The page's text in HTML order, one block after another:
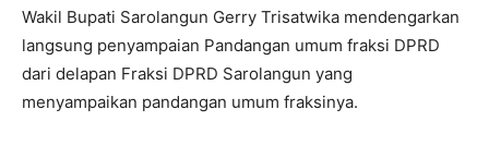
Wakil Bupati Sarolangun Gerry Trisatwika mendengarkan
langsung penyampaian Pandangan umum fraksi DPRD
dari delapan Fraksi DPRD Sarolangun yang
menyampaikan pandangan umum fraksinya.